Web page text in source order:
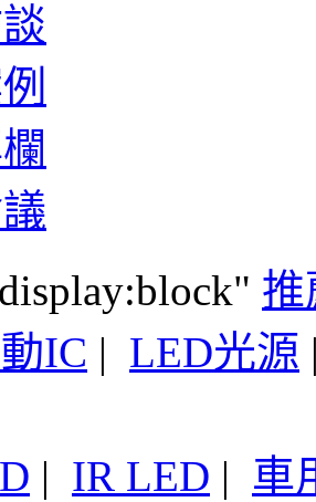
推
IC | LED光源
| IR LED | 車